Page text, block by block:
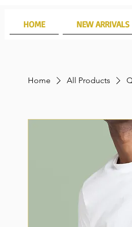
HOME NEW ARRIVALS
Home All Products